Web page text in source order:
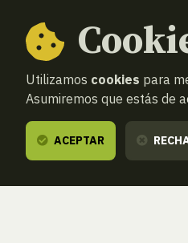
Utilizamos cookies para
Asumiremos que estás de
ACEPTAR